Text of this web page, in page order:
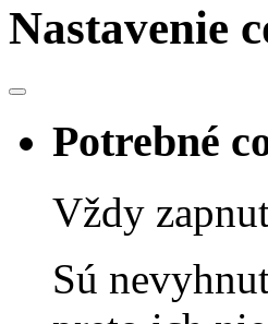
Nastavenie
Potrebné
Vždy
Sú